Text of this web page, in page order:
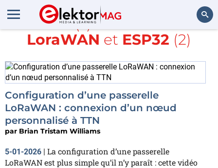
Rechercher
Article(s) avec la balise
LoraWAN et ESP32 (2)
Configuration d’une passerelle
LoRaWAN : connexion d’un nœud
personnalisé à TTN
par Brian Tristam Williams
5-01-2026 | La configuration d’une passerelle
LoRaWAN est plus simple qu’il n’y paraît : cette vidéo